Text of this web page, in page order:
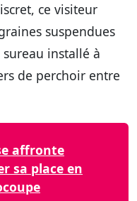
ce visiteur
suspendues
installé à
de perchoir entre
affronte
sa place en